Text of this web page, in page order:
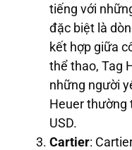
tiếng với
đặc biệt là
kết hợp giữa
thể thao, Tag
những người
Heuer thường
USD.
Cartier: